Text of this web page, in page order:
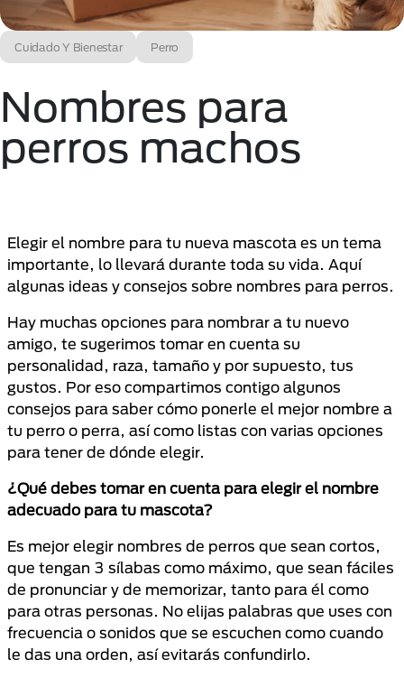
Cuidado Y Bienestar Perro
Nombres para
perros machos
Elegir el nombre para tu nueva mascota es un tema
importante, lo llevará durante toda su vida. Aquí
algunas ideas y consejos sobre nombres para perros.
Hay muchas opciones para nombrar a tu nuevo
amigo, te sugerimos tomar en cuenta su
personalidad, raza, tamaño y por supuesto, tus
gustos. Por eso compartimos contigo algunos
consejos para saber cómo ponerle el mejor nombre a
tu perro o perra, así como listas con varias opciones
para tener de dónde elegir.
¿Qué debes tomar en cuenta para elegir el nombre
adecuado para tu mascota?
Es mejor elegir nombres de perros que sean cortos,
que tengan 3 sílabas como máximo, que sean fáciles
de pronunciar y de memorizar, tanto para él como
para otras personas. No elijas palabras que uses con
frecuencia o sonidos que se escuchen como cuando
le das una orden, así evitarás confundirlo.